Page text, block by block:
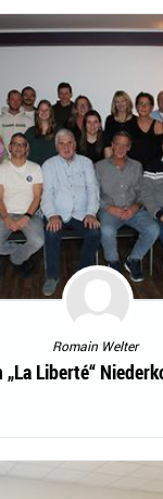
Romain Welter
Liberté“